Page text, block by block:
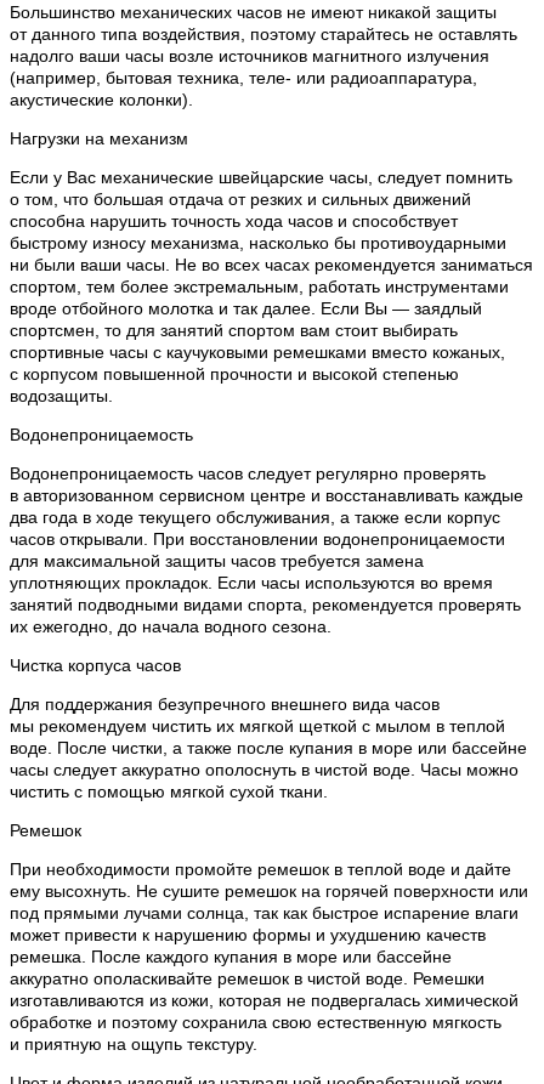
Большинство механических часов не имеют никакой защиты
от данного типа воздействия, поэтому старайтесь не оставлять
надолго ваши часы возле источников магнитного излучения
(например, бытовая техника, теле- или радиоаппаратура,
акустические колонки).
Нагрузки на механизм
Если у Вас механические швейцарские часы, следует помнить
о том, что большая отдача от резких и сильных движений
способна нарушить точность хода часов и способствует
быстрому износу механизма, насколько бы противоударными
ни были ваши часы. Не во всех часах рекомендуется заниматься
спортом, тем более экстремальным, работать инструментами
вроде отбойного молотка и так далее. Если Вы — заядлый
спортсмен, то для занятий спортом вам стоит выбирать
спортивные часы с каучуковыми ремешками вместо кожаных,
с корпусом повышенной прочности и высокой степенью
водозащиты.
Водонепроницаемость
Водонепроницаемость часов следует регулярно проверять
в авторизованном сервисном центре и восстанавливать каждые
два года в ходе текущего обслуживания, а также если корпус
часов открывали. При восстановлении водонепроницаемости
для максимальной защиты часов требуется замена
уплотняющих прокладок. Если часы используются во время
занятий подводными видами спорта, рекомендуется проверять
их ежегодно, до начала водного сезона.
Чистка корпуса часов
Для поддержания безупречного внешнего вида часов
мы рекомендуем чистить их мягкой щеткой с мылом в теплой
воде. После чистки, а также после купания в море или бассейне
часы следует аккуратно ополоснуть в чистой воде. Часы можно
чистить с помощью мягкой сухой ткани.
Ремешок
При необходимости промойте ремешок в теплой воде и дайте
ему высохнуть. Не сушите ремешок на горячей поверхности или
под прямыми лучами солнца, так как быстрое испарение влаги
может привести к нарушению формы и ухудшению качеств
ремешка. После каждого купания в море или бассейне
аккуратно ополаскивайте ремешок в чистой воде. Ремешки
изготавливаются из кожи, которая не подвергалась химической
обработке и поэтому сохранила свою естественную мягкость
и приятную на ощупь текстуру.